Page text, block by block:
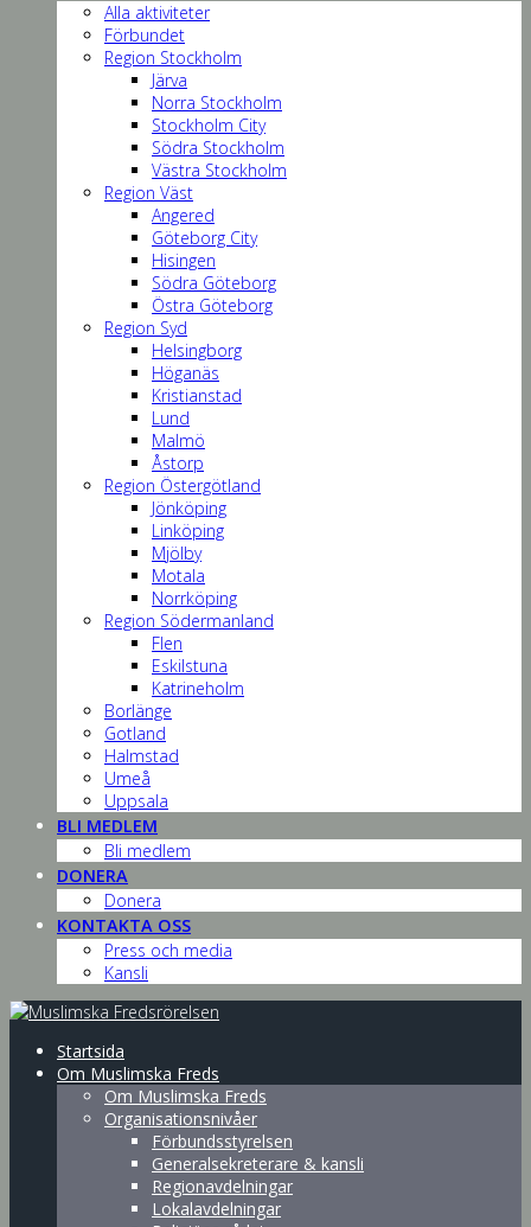
Alla aktiviteter
Förbundet
Region Stockholm
Järva
Norra Stockholm
Stockholm City
Södra Stockholm
Västra Stockholm
Region Väst
Angered
Göteborg City
Hisingen
Södra Göteborg
Östra Göteborg
Region Syd
Helsingborg
Höganäs
Kristianstad
Lund
Malmö
Åstorp
Region Östergötland
Jönköping
Linköping
Mjölby
Motala
Norrköping
Region Södermanland
Flen
Eskilstuna
Katrineholm
Borlänge
Gotland
Halmstad
Umeå
Uppsala
BLI MEDLEM
Bli medlem
DONERA
Donera
KONTAKTA OSS
Press och media
Kansli
Startsida
Om Muslimska Freds
Om Muslimska Freds
Organisationsnivåer
Förbundsstyrelsen
Generalsekreterare & kansli
Regionavdelningar
Lokalavdelningar